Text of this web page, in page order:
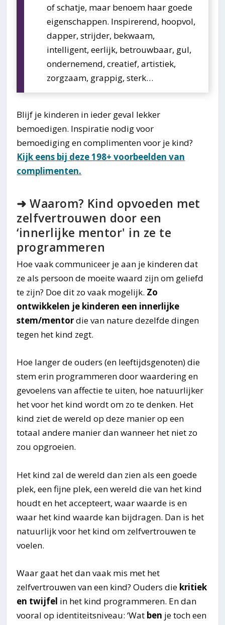
of schatje, maar benoem haar goede
eigenschappen. Inspirerend, hoopvol,
dapper, strijder, bekwaam,
intelligent, eerlijk, betrouwbaar, gul,
ondernemend, creatief, artistiek,
zorgzaam, grappig, sterk…
Blijf je kinderen in ieder geval lekker
bemoedigen. Inspiratie nodig voor
bemoediging en complimenten voor je kind?
Kijk eens bij deze 198+ voorbeelden van
complimenten.
➜ Waarom? Kind opvoeden met
zelfvertrouwen door een
‘innerlijke mentor' in ze te
programmeren
Hoe vaak communiceer je aan je kinderen dat
ze als persoon de moeite waard zijn om geliefd
te zijn? Doe dit zo vaak mogelijk. Zo
ontwikkelen je kinderen een innerlijke
stem/mentordie van nature dezelfde dingen
tegen het kind zegt.
Hoe langer de ouders (en leeftijdsgenoten) die
stem erin programmeren door waardering en
gevoelens van affectie te uiten, hoe natuurlijker
het voor het kind wordt om zo te denken. Het
kind ziet de wereld op deze manier op een
totaal andere manier dan wanneer het niet zo
zou opgroeien.
Het kind zal de wereld dan zien als een goede
plek, een fijne plek, een wereld die van het kind
houdt en het accepteert, waar waarde is en
waar het kind waarde kan bijdragen. Dan is het
natuurlijk voor het kind om zelfvertrouwen te
voelen.
Waar gaat het dan vaak mis met het
zelfvertrouwen van een kind? Ouders die kritiek
en twijfel in het kind programmeren. En dan
vooral op identiteitsniveau: ‘Wat ben je toch een